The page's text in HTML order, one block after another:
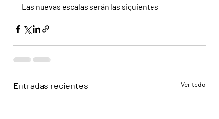
Las nuevas escalas serán las siguientes
Entradas recientes Ver todo